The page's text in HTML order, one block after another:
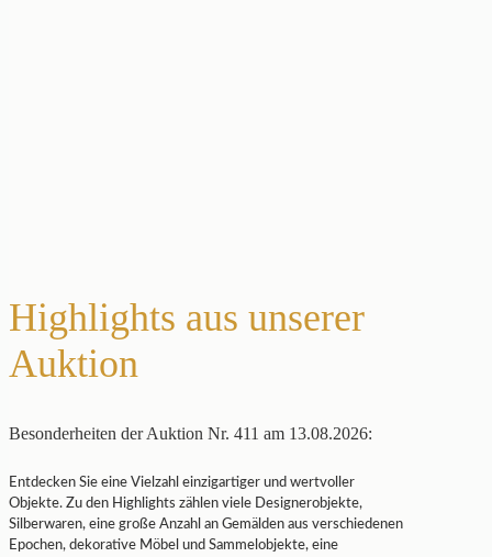
Highlights aus unserer
Auktion
Besonderheiten der Auktion Nr. 411 am 13.08.2026:
Entdecken Sie eine Vielzahl einzigartiger und wertvoller
Objekte. Zu den Highlights zählen viele Designerobjekte,
Silberwaren, eine große Anzahl an Gemälden aus verschiedenen
Epochen, dekorative Möbel und Sammelobjekte, eine